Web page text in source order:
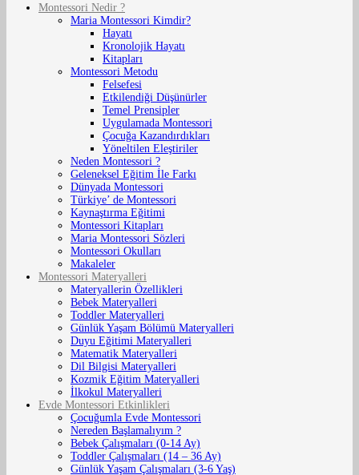
Montessori Nedir ?
Maria Montessori Kimdir?
Hayatı
Kronolojik Hayatı
Kitapları
Montessori Metodu
Felsefesi
Etkilendiği Düşünürler
Temel Prensipler
Uygulamada Montessori
Çocuğa Kazandırdıkları
Yöneltilen Eleştiriler
Neden Montessori ?
Geleneksel Eğitim İle Farkı
Dünyada Montessori
Türkiye’ de Montessori
Kaynaştırma Eğitimi
Montessori Kitapları
Maria Montessori Sözleri
Montessori Okulları
Makaleler
Montessori Materyalleri
Materyallerin Özellikleri
Bebek Materyalleri
Toddler Materyalleri
Günlük Yaşam Bölümü Materyalleri
Duyu Eğitimi Materyalleri
Matematik Materyalleri
Dil Bilgisi Materyalleri
Kozmik Eğitim Materyalleri
İlkokul Materyalleri
Evde Montessori Etkinlikleri
Çocuğumla Evde Montessori
Nereden Başlamalıyım ?
Bebek Çalışmaları (0-14 Ay)
Toddler Çalışmaları (14 – 36 Ay)
Günlük Yaşam Çalışmaları (3-6 Yaş)